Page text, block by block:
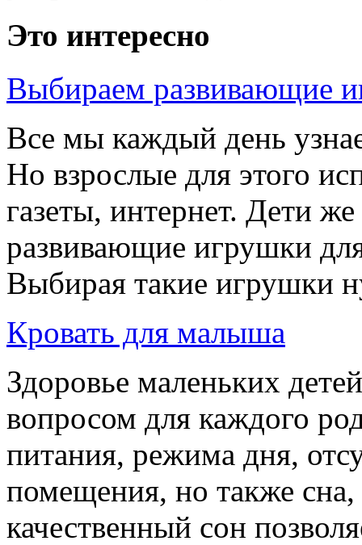
Это интересно
Выбираем развивающие
Все мы каждый день
Но взрослые для этого
газеты, интернет. Дети
развивающие игрушки
Выбирая такие игрушки
Кровать для малыша
Здоровье маленьких
вопросом для каждого
питания, режима дня,
помещения, но также
качественный сон